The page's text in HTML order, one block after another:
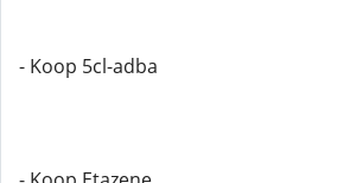
- Koop 5cl-adba